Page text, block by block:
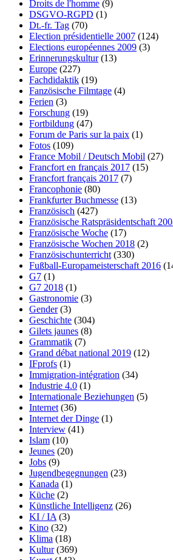
Droits de l'homme (9)
DSGVO-RGPD (1)
Dt.-fr. Tag (70)
Election présidentielle 2007 (124)
Elections européennes 2009 (3)
Erinnerungskultur(13)
Europe (227)
Fachdidaktik (19)
Fanzösische Filmtage (4)
Ferien (3)
Forschung (19)
Fortbildung (47)
Forum de Paris sur la paix (1)
Fotos (109)
France Mobil / Deutsch Mobil (27)
Francfort en français 2017 (15)
Francfort français 2017 (7)
Francophonie (80)
Frankfurter Buchmesse (13)
Französisch (427)
Französische Ratspräsidentschaft
Französische Woche (17)
Französische Wochen 2018 (2)
Französischunterricht(330)
Fußball-Europameisterschaft 2016
G7 (1)
G7 2018 (1)
Gastronomie (3)
Gender(3)
Geschichte (304)
Gilets jaunes (8)
Grammatik (7)
Grand débat national 2019 (12)
IFprofs (1)
Immigration-intégration (34)
Industrie 4.0 (1)
Internationale Beziehungen (5)
Internet(36)
Internet der Dinge (1)
Interview (41)
Islam (10)
Jeunes (20)
Jobs (9)
Jugendbegegnungen (23)
Kanada (1)
Küche (2)
Künstliche Intelligenz (26)
KI / IA(3)
Kino (32)
Klima (18)
Kultur(369)